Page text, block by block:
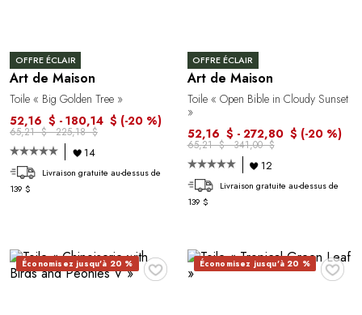
OFFRE ÉCLAIR
Art de Maison
Toile « Big Golden Tree »
52,16 $ - 180,14 $ (-20 %)
65,21 $ - 225,18 $
14
Livraison gratuite au-dessus de
139 $
OFFRE ÉCLAIR
Art de Maison
Toile « Open Bible in Cloudy Sunset
»
52,16 $ - 272,80 $ (-20 %)
65,21 $ - 341,00 $
12
Livraison gratuite au-dessus de
139 $
♥
Économisez jusqu'à 20 % ♥
Économisez jusqu'à 20 %